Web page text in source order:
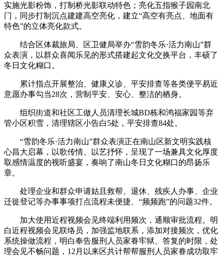
实施光影粉饰，打制桥光影联动特色；亮化五指猴子园南北
门，同步打制沉点建建高空亮化，建立“高空有亮点、地面有
特色”的立体亮化款式。
结合区体裁旅局、区卫健局举办“雪韵冬乐·活力南山”群
众表演，以群众喜闻乐见的形式搭建起文化交换平台，丰硕了
冬日文化糊口。
累计指点开展整治、健康义诊、平安排查等各类便平易近
意愿办事勾当28次，营制平安、安心、整洁的栖身。
组织街道和社区工做人员清理长城BD栋和鸿福家园等弃
管小区积雪，清理辖区小告白5处，平安排查84处。
“雪韵冬乐·活力南山”群众表演正在南山区新文明实践核
心昌大启幕，以歌传情、以艺抒怀，呈现了一场兼具文化厚度
取感情温度的视听盛宴，奏响了南山冬日文化糊口的昂扬乐
章。
处理企业和群众申请姑且救帮、退休、残疾人办事、企业
迁徙登记等办事事项打点流程未便捷、“频频跑”的问题32件。
加大使用近程视频会见终端利用频次，通顺审批流程。明
白近程视频会见联络员，加强监地联系，添加对接频次，优化
系统操做流程，明白奉告服刑人员家眷牢狱、答复的时限，处
理会见不畅问题，12月以来区共计帮帮服刑人员家眷成功取牢